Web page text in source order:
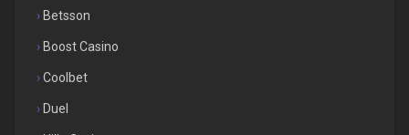
Betsson
Boost Casino
Coolbet
Duel